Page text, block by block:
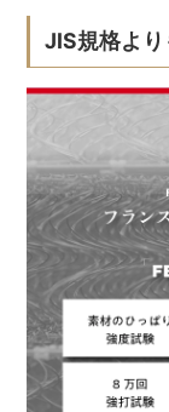
JIS規格よ